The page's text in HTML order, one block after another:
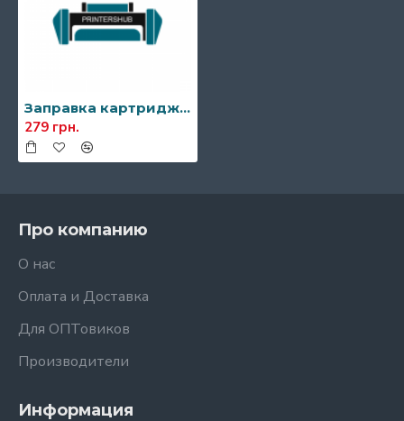
Заправка картриджа HP Q2613A (13A)
279 грн.
Про компанию
О нас
Оплата и Доставка
Для ОПТовиков
Производители
Информация